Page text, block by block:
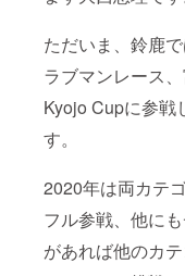
ただいま、鈴鹿
ラブマンレース
Kyojo Cupに参戦
す。
2020年は両カテ
フル参戦、他に
があれば他のカ